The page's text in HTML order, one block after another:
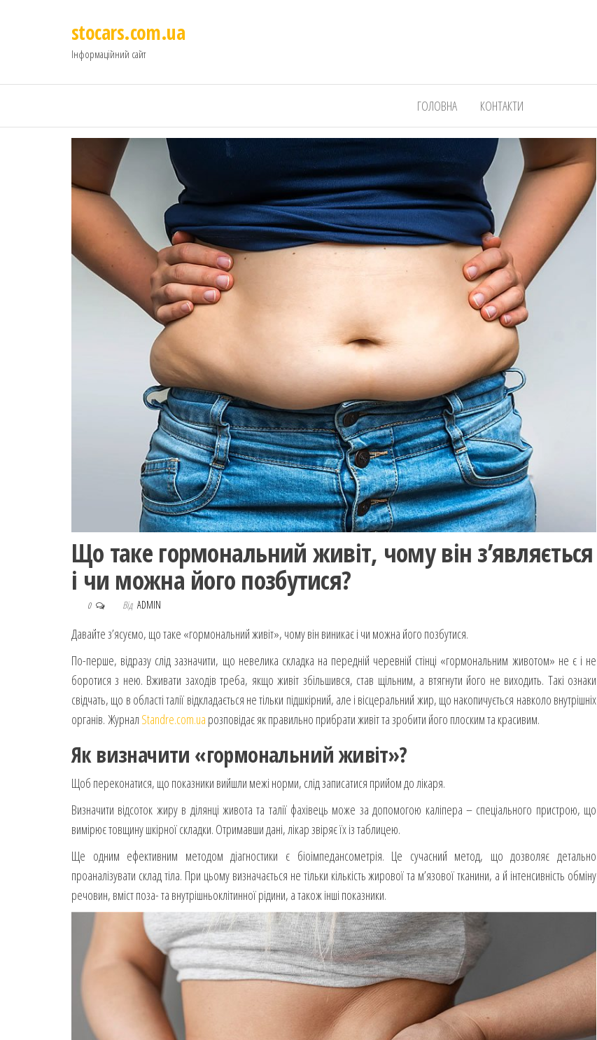
stocars.com.ua
Інформаційний сайт
ГОЛОВНА КОНТАКТИ
Що таке гормональний живіт, чому він з’являється
і чи можна його позбутися?
0 Від ADMIN
Давайте з’ясуємо, що таке «гормональний живіт», чому він виникає і чи можна його позбутися.
По-перше, відразу слід зазначити, що невелика складка на передній черевній стінці «гормональним животом» не є і не
боротися з нею. Вживати заходів треба, якщо живіт збільшився, став щільним, а втягнути його не виходить. Такі ознаки
свідчать, що в області талії відкладається не тільки підшкірний, але і вісцеральний жир, що накопичується навколо внутрішніх
органів. Журнал Standre.com.ua розповідає як правильно прибрати живіт та зробити його плоским та красивим.
Як визначити «гормональний живіт»?
Щоб переконатися, що показники вийшли межі норми, слід записатися прийом до лікаря.
Визначити відсоток жиру в ділянці живота та талії фахівець може за допомогою каліпера – спеціального пристрою, що
вимірює товщину шкірної складки. Отримавши дані, лікар звіряє їх із таблицею.
Ще одним ефективним методом діагностики є біоімпедансометрія. Це сучасний метод, що дозволяє детально
проаналізувати склад тіла. При цьому визначається не тільки кількість жирової та м’язової тканини, а й інтенсивність обміну
речовин, вміст поза- та внутрішньоклітинної рідини, а також інші показники.